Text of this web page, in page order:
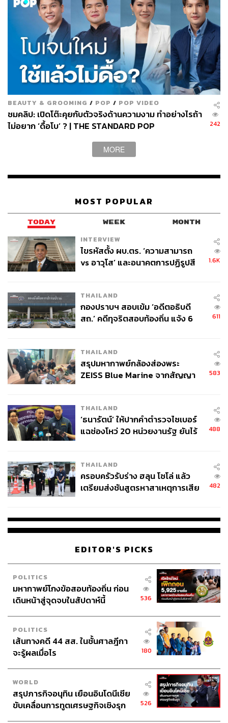
BEAUTY & GROOMING / POP / POP VIDEO
ชมคลิป: เปิดโต๊ะคุยกับตัวจริงด้านความงาม ทำอย่างไรถ้า
ไม่อยาก ‘ดื้อโบ’ ? | THE STANDARD POP
242
MORE
MOST POPULAR
TODAY WEEK MONTH
INTERVIEW
ไขรหัสตั้ง ผบ.ตร. ‘ความสามารถ
vs อาวุโส’ และอนาคตการปฏิรูปสี
1.6K
THAILAND
กองปราบฯ สอบเข้ม ‘อดีตอธิบดี
สถ.’ คดีทุจริตสอบท้องถิ่น แจ้ง 6
611
THAILAND
สรุปมหากาพย์กล้องส่องพระ
ZEISS Blue Marine จากสัญญา
จ่ายหนี้-แอบระบุแบรนด์
583
THAILAND
‘ธนารัตน์’ ให้ปากคำตำรวจไซเบอร์
แฉช่องโหว่ 20 หน่วยงานรัฐ ยันไร้
488
THAILAND
ครอบครัวรับร่าง ฮลุน โซโล่ แล้ว
เตรียมส่งชันสูตรหาสาเหตุการเสีย
482
EDITOR'S PICKS
POLITICS
มหากาพย์โกงข้อสอบท้องถิ่น ก่อน
เดินหน้าสู่จุดจบในสัปดาห์นี้
536
POLITICS
เส้นทางคดี 44 สส. ในชั้นศาลฎีกา
จะรู้ผลเมื่อไร
180
WORLD
สรุปภารกิจอนุทิน เยือนอินโดนีเซีย
ขับเคลื่อนการทูตเศรษฐกิจเชิงรุก
526